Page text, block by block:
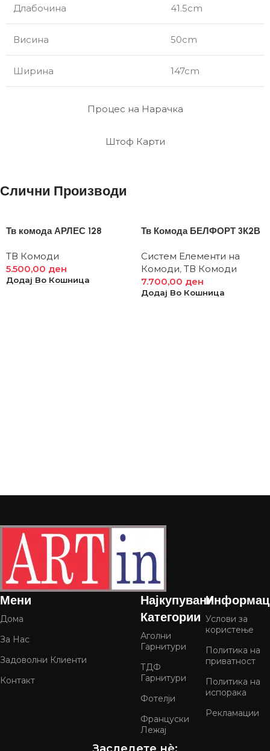
Процес на Нарачка
Штоф Карти
Длабочина 41.5cm
Висина 50cm
Ширина 147cm
Слични Производи
Тв комода АРЛЕС 128
ТВ Комоди
5.500,00 ден
Додај Во Кошница
Тв Комода БЕЛФОРТ 3К2В
Систем Елементи на
Комоди, ТВ Комоди
7.700,00 ден
Додај Во Кошница
Мени
Дома
За Нас
Задоволни Клиенти
Контакт
Најкупувани
Категории
Аголни
Гарнитури
ТДФ
Гарнитури
Фотелји
Француски
Лежај
Услови за
користење
Политика на
приватност
Политика на
испорака
Рекламации